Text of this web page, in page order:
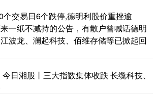
个交易日6个跌停,德明利股价重挫逾
一纸不减持的公告，有散户曾喊话德明
波龙、澜起科技、佰维存储等已掀起回
日湘股丨三大指数集体收跌 长缆科技、